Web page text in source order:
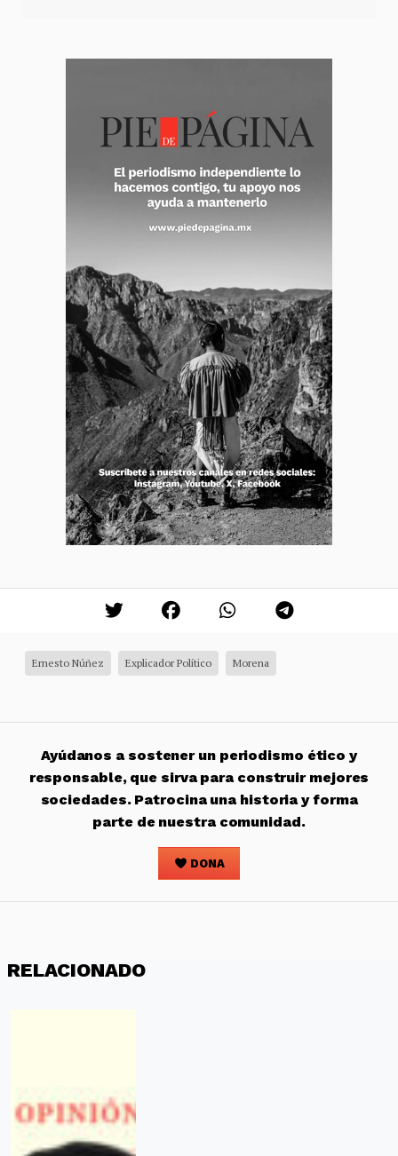
Ernesto Núñez Explicador Político Morena
Ayúdanos a sostener un periodismo ético y
responsable, que sirva para construir mejores
sociedades. Patrocina una historia y forma
parte de nuestra comunidad.
DONA
RELACIONADO